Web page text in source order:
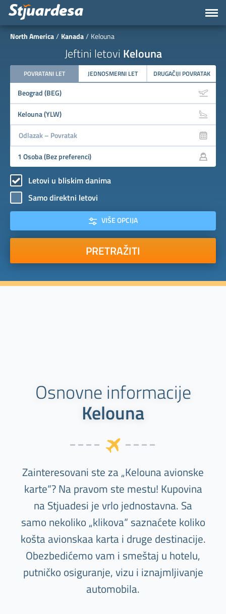
North America Kanada Kelouna
Jeftini letovi Kelouna
POVRATANI LET JEDNOSMERNI LET DRUGAČIJI POVRATAK
Letovi u bliskim danima
Samo direktni letovi
VIŠE OPCIJA
PRETRAŽITI
Osnovne informacije
Kelouna
Zainteresovani ste za „Kelouna avionske
karte“? Na pravom ste mestu! Kupovina
na Stjuadesi je vrlo jednostavna. Sa
samo nekoliko „klikova“ saznaćete koliko
košta avionskaa karta i druge destinacije.
Obezbedićemo vam i smeštaj u hotelu,
putničko osiguranje, vizu i iznajmljivanje
automobila.